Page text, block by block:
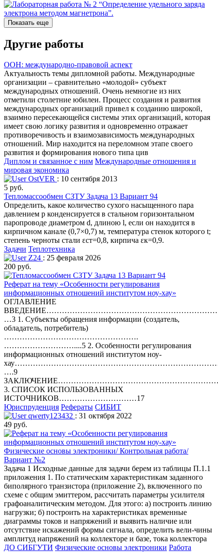
Показать еще
Другие работы
ООН: международно-правовой аспект
Актуальность темы дипломной работы. Международные
организации – сравнительно «молодой» субъект
международных отношений. Очень немногие из них
отметили столетние юбилеи. Процесс создания и развития
международных организаций привел к созданию широкой,
взаимно пересекающейся системы этих организаций, которая
имеет свою логику развития и одновременно отражает
противоречивость и взаимозависимость международных
отношений. Мир находится на переломном этапе своего
развития и формирования нового типа цив
Диплом и связанное с ним Международные отношения и
мировая экономика
OstVER : 10 сентября 2013
5 руб.
Тепломассообмен СЗТУ Задача 13 Вариант 94
Определить, какое количество сухого насыщенного пара
давлением р конденсируется в стальном горизонтальном
паропроводе диаметром d, длиною l, если он находится в
кирпичном канале (0,7×0,7) м, температура стенок которого t;
степень черноты стали εст=0,8, кирпича εк=0,9.
Задачи Теплотехника
Z24 : 25 февраля 2026
200 руб.
Реферат на тему «Особенности регулирования
информационных отношений институтом ноу-хау»
ОГЛАВЛЕНИЕ
…3 1. Субъекты обращения информации (создатель,
обладатель, потребитель)
…………………………………………….
………………………....5 2. Особенности регулирования
информационных отношений институтом ноу-
….9
3. СПИСОК ИСПОЛЬЗОВАННЫХ
ИСТОЧНИКОВ…………………………17
Юриспруденция Рефераты СИБИТ
qwerty123432 : 31 октября 2022
49 руб.
Физические основы электроники/ Контрольная работа/
Вариант №2
Задача 1 Исходные данные для задачи берем из таблицы П.1.1
приложения 1. По статическим характеристикам заданного
биполярного транзистора (приложение 2), включенного по
схеме с общим эмиттером, рассчитать параметры усилителя
графоаналитическим методом. Для этого: а) построить линию
нагрузки; б) построить на характеристиках временные
диаграммы токов и напряжений и выявить наличие или
отсутствие искажений формы сигнала, определить вели-чины
амплитуд напряжений на коллекторе и базе, тока коллектора
ДО СИБГУТИ Физические основы электроники Работа